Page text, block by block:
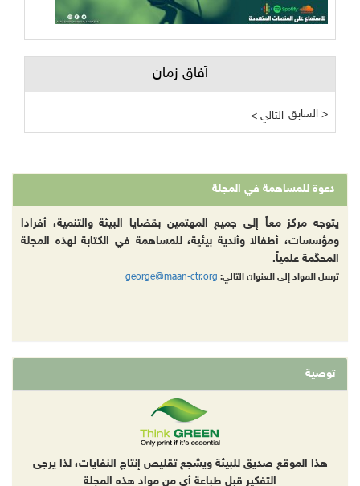
آفاق زمان
< التالي السابق >
دعوة للمساهمة في المجلة
يتوجه مركز معاً إلى جميع المهتمين بقضايا البيئة والتنمية، أفرادا
ومؤسسات، أطفالا وأندية بيئية، للمساهمة في الكتابة لهذه المجلة
المحكّمة علمياً.
ترسل المواد إلى العنوان التالي: george@maan-ctr.org
توصية
هذا الموقع صديق للبيئة ويشجع تقليص إنتاج النفايات، لذا يرجى
التفكير قبل طباعة أي من مواد هذه المجلة